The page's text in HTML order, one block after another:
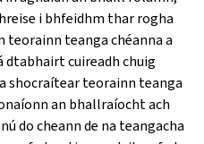
i bhfeidhm thar rogha
teorainn teanga chéanna a
dtabhairt cuireadh chuig
shocraítear teorainn teanga
an bhallraíocht ach
do cheann de na teangacha